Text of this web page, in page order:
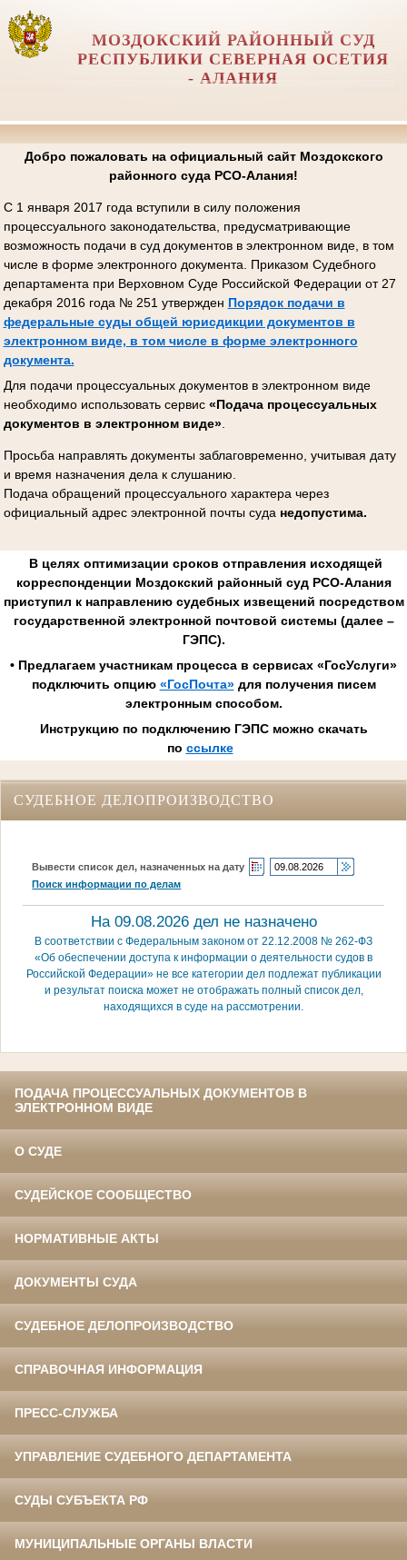
МОЗДОКСКИЙ РАЙОННЫЙ СУД
РЕСПУБЛИКИ СЕВЕРНАЯ ОСЕТИЯ
- АЛАНИЯ
Добро пожаловать на официальный сайт Моздокского
районного суда РСО-Алания!
С 1 января 2017 года вступили в силу положения
процессуального законодательства, предусматривающие
возможность подачи в суд документов в электронном виде, в том
числе в форме электронного документа. Приказом Судебного
департамента при Верховном Суде Российской Федерации от 27
декабря 2016 года № 251 утвержден Порядок подачи в
федеральные суды общей юрисдикции документов в
электронном виде, в том числе в форме электронного
документа.
Для подачи процессуальных документов в электронном виде
необходимо использовать сервис «Подача процессуальных
документов в электронном виде».
Просьба направлять документы заблаговременно, учитывая дату
и время назначения дела к слушанию.
Подача обращений процессуального характера через
официальный адрес электронной почты суда недопустима.
В целях оптимизации сроков отправления исходящей
корреспонденции Моздокский районный суд РСО-Алания
приступил к направлению судебных извещений посредством
государственной электронной почтовой системы (далее –
ГЭПС).
• Предлагаем участникам процесса в сервисах «ГосУслуги»
подключить опцию «ГосПочта»для получения писем
электронным способом.
Инструкцию по подключению ГЭПС можно скачать
по ссылке
СУДЕБНОЕ ДЕЛОПРОИЗВОДСТВО
Вывести список дел, назначенных на дату
Поиск информации по делам
На 09.08.2026 дел не назначено
В соответствии с Федеральным законом от 22.12.2008 № 262-ФЗ
«Об обеспечении доступа к информации о деятельности судов в
Российской Федерации» не все категории дел подлежат публикации
и результат поиска может не отображать полный список дел,
находящихся в суде на рассмотрении.
ПОДАЧА ПРОЦЕССУАЛЬНЫХ ДОКУМЕНТОВ В
ЭЛЕКТРОННОМ ВИДЕ
О СУДЕ
СУДЕЙСКОЕ СООБЩЕСТВО
НОРМАТИВНЫЕ АКТЫ
ДОКУМЕНТЫ СУДА
СУДЕБНОЕ ДЕЛОПРОИЗВОДСТВО
СПРАВОЧНАЯ ИНФОРМАЦИЯ
ПРЕСС-СЛУЖБА
УПРАВЛЕНИЕ СУДЕБНОГО ДЕПАРТАМЕНТА
СУДЫ СУБЪЕКТА РФ
МУНИЦИПАЛЬНЫЕ ОРГАНЫ ВЛАСТИ